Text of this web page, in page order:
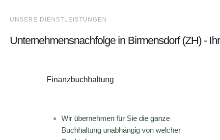
UNSERE DIENSTLEISTUNGEN
Unternehmensnachfolge in Birmensdorf (ZH) -
Finanzbuchhaltung
Wir übernehmen für Sie die ganze
Buchhaltung unabhängig von welcher